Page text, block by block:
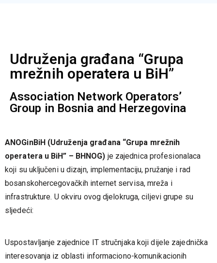
Udruženja građana “Grupa
mrežnih operatera u BiH”
Association Network Operators’
Group in Bosnia and Herzegovina
ANOGinBiH (Udruženja građana “Grupa mrežnih
operatera u BiH” – BHNOG) je zajednica profesionalaca
koji su uključeni u dizajn, implementaciju, pružanje i rad
bosanskohercegovačkih internet servisa, mreža i
infrastrukture. U okviru ovog djelokruga, ciljevi grupe su
sljedeći:
Uspostavljanje zajednice IT stručnjaka koji dijele zajednička
interesovanja iz oblasti informaciono-komunikacionih